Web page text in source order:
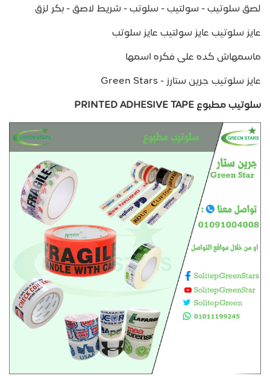
لصق سلوتيب - سولتيب - سلوتب - شريط لاصق - بكر لزق
عايز سلوتيب عايز سولتيب عايز سلوتب
ماسمهاش كده على فكره اسمها
عايز سلوتيب جرين ستارز - Green Stars
سلوتيب مطبوع PRINTED ADHESIVE TAPE